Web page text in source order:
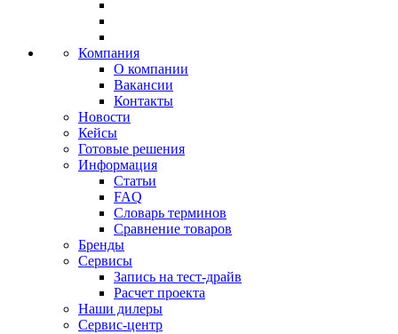
Компания
О компании
Вакансии
Контакты
Новости
Кейсы
Готовые решения
Информация
Статьи
FAQ
Словарь терминов
Сравнение товаров
Бренды
Сервисы
Запись на тест-драйв
Расчет проекта
Наши дилеры
Сервис-центр